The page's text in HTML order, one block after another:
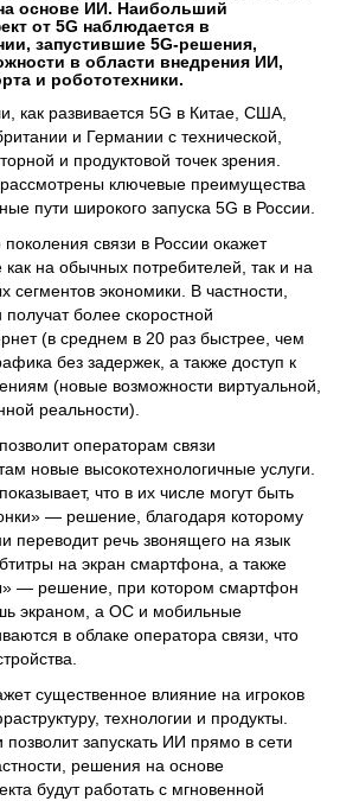
основе ИИ. Наибольший
от 5G наблюдается в
запустившие 5G‑решения,
в области внедрения ИИ,
и робототехники.
как развивается 5G в Китае, США,
и Германии с технической,
и продуктовой точек зрения.
рассмотрены ключевые преимущества
пути широкого запуска 5G в России.
связи в России окажет
на обычных потребителей, так и на
сегментов экономики. В частности,
более скоростной
(в среднем в 20 раз быстрее, чем
без задержек, а также доступ к
(новые возможности виртуальной,
реальности).
операторам связи
новые высокотехнологичные услуги.
что в их числе могут быть
— решение, благодаря которому
переводит речь звонящего на язык
на экран смартфона, а также
— решение, при котором смартфон
экраном, а ОС и мобильные
в облаке оператора связи, что
существенное влияние на игроков
технологии и продукты.
позволит запускать ИИ прямо в сети
решения на основе
будут работать с мгновенной